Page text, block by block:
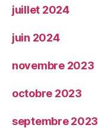
juillet 2024
juin 2024
novembre 2023
octobre 2023
septembre 2023